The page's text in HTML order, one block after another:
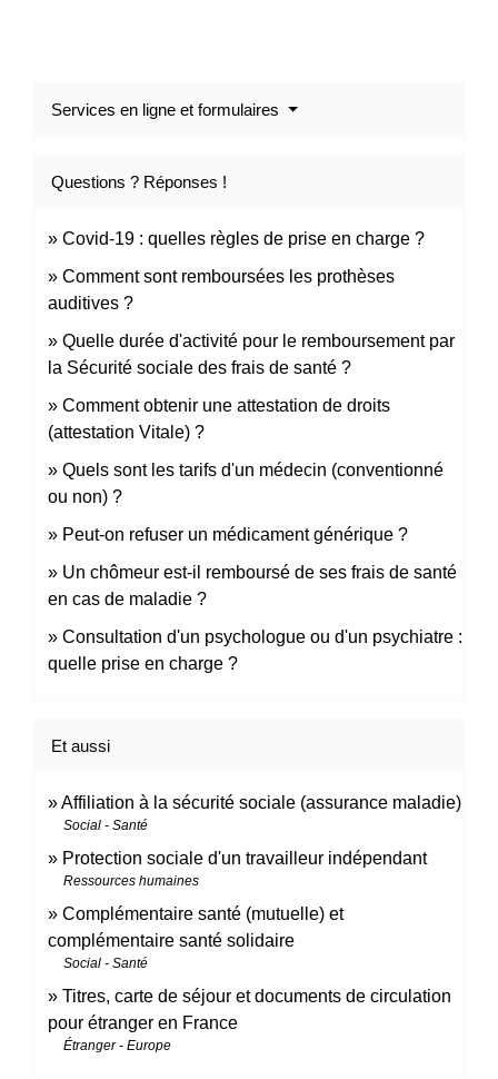
Services en ligne et formulaires
Questions ? Réponses !
Covid-19 : quelles règles de prise en charge ?
Comment sont remboursées les prothèses
auditives ?
Quelle durée d'activité pour le remboursement par
la Sécurité sociale des frais de santé ?
Comment obtenir une attestation de droits
(attestation Vitale) ?
Quels sont les tarifs d'un médecin (conventionné
ou non) ?
Peut-on refuser un médicament générique ?
Un chômeur est-il remboursé de ses frais de santé
en cas de maladie ?
Consultation d'un psychologue ou d'un psychiatre :
quelle prise en charge ?
Et aussi
Affiliation à la sécurité sociale (assurance maladie)
Social - Santé
Protection sociale d'un travailleur indépendant
Ressources humaines
Complémentaire santé (mutuelle) et
complémentaire santé solidaire
Social - Santé
Titres, carte de séjour et documents de circulation
pour étranger en France
Étranger - Europe